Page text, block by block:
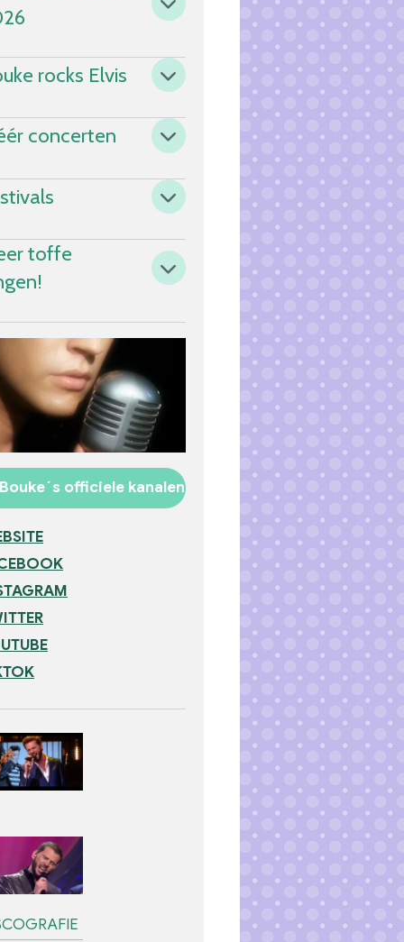
rocks Elvis
concerten
toffe
Bouke´s officiele kanalen